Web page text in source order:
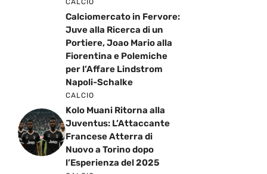
CALCIO
Calciomercato in Fervore:
Juve alla Ricerca di un
Portiere, Joao Mario alla
Fiorentina e Polemiche
per l’Affare Lindstrom
Napoli-Schalke
CALCIO
Kolo Muani Ritorna alla
Juventus: L’Attaccante
Francese Atterra di
Nuovo a Torino dopo
l’Esperienza del 2025